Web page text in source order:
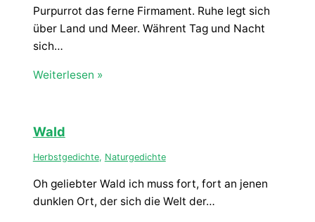
Purpurrot das ferne Firmament. Ruhe legt sich
über Land und Meer. Währent Tag und Nacht
sich…
Weiterlesen »
Wald
Herbstgedichte, Naturgedichte
Oh geliebter Wald ich muss fort, fort an jenen
dunklen Ort, der sich die Welt der…